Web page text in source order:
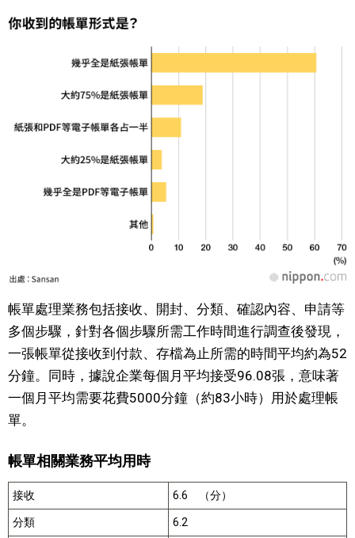
帳單處理業務包括接收、開封、分類、確認內容、申請等
多個步驟，針對各個步驟所需工作時間進行調查後發現，
一張帳單從接收到付款、存檔為止所需的時間平均約為52
分鐘。同時，據說企業每個月平均接受96.08張，意味著
一個月平均需要花費5000分鐘（約83小時）用於處理帳
單。
帳單相關業務平均用時
接收 6.6 （分）
分類 6.2